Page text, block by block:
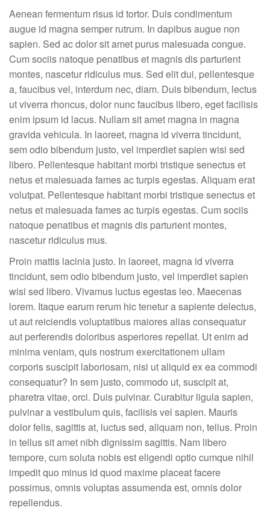
Aenean fermentum risus id tortor. Duis condimentum
augue id magna semper rutrum. In dapibus augue non
sapien. Sed ac dolor sit amet purus malesuada congue.
Cum sociis natoque penatibus et magnis dis parturient
montes, nascetur ridiculus mus. Sed elit dui, pellentesque
a, faucibus vel, interdum nec, diam. Duis bibendum, lectus
ut viverra rhoncus, dolor nunc faucibus libero, eget facilisis
enim ipsum id lacus. Nullam sit amet magna in magna
gravida vehicula. In laoreet, magna id viverra tincidunt,
sem odio bibendum justo, vel imperdiet sapien wisi sed
libero. Pellentesque habitant morbi tristique senectus et
netus et malesuada fames ac turpis egestas. Aliquam erat
volutpat. Pellentesque habitant morbi tristique senectus et
netus et malesuada fames ac turpis egestas. Cum sociis
natoque penatibus et magnis dis parturient montes,
nascetur ridiculus mus.
Proin mattis lacinia justo. In laoreet, magna id viverra
tincidunt, sem odio bibendum justo, vel imperdiet sapien
wisi sed libero. Vivamus luctus egestas leo. Maecenas
lorem. Itaque earum rerum hic tenetur a sapiente delectus,
ut aut reiciendis voluptatibus maiores alias consequatur
aut perferendis doloribus asperiores repellat. Ut enim ad
minima veniam, quis nostrum exercitationem ullam
corporis suscipit laboriosam, nisi ut aliquid ex ea commodi
consequatur? In sem justo, commodo ut, suscipit at,
pharetra vitae, orci. Duis pulvinar. Curabitur ligula sapien,
pulvinar a vestibulum quis, facilisis vel sapien. Mauris
dolor felis, sagittis at, luctus sed, aliquam non, tellus. Proin
in tellus sit amet nibh dignissim sagittis. Nam libero
tempore, cum soluta nobis est eligendi optio cumque nihil
impedit quo minus id quod maxime placeat facere
possimus, omnis voluptas assumenda est, omnis dolor
repellendus.